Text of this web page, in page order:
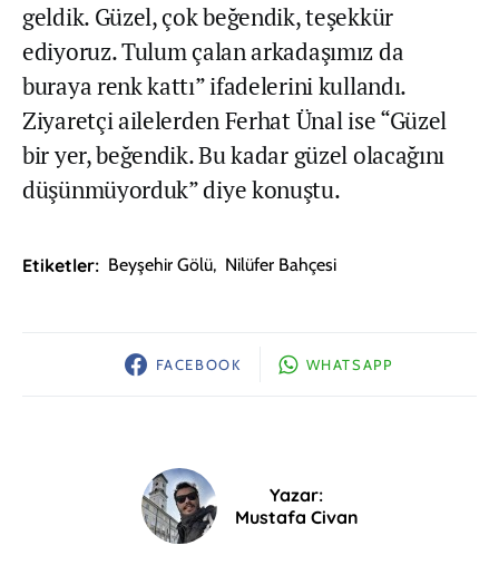
geldik. Güzel, çok beğendik, teşekkür
ediyoruz. Tulum çalan arkadaşımız da
buraya renk kattı” ifadelerini kullandı.
Ziyaretçi ailelerden Ferhat Ünal ise “Güzel
bir yer, beğendik. Bu kadar güzel olacağını
düşünmüyorduk” diye konuştu.
Etiketler: Beyşehir Gölü, Nilüfer Bahçesi
FACEBOOK WHATSAPP
Yazar:
Mustafa Civan